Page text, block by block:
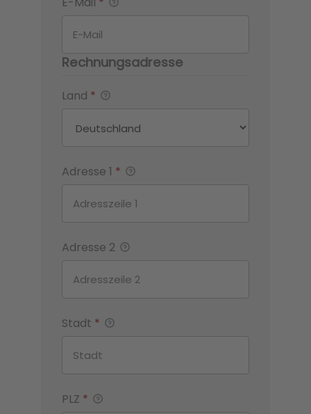
Rechnungsadresse
Land *
Adresse 1 *
Adresse 2
Stadt *
PLZ *